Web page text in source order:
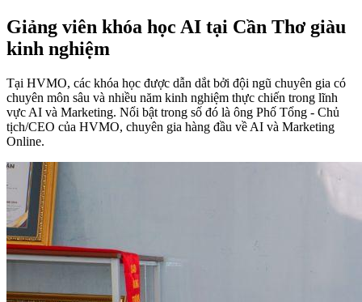
Giảng viên khóa học AI tại Cần Thơ giàu
kinh nghiệm
Tại HVMO, các khóa học được dẫn dắt bởi đội ngũ chuyên gia có
chuyên môn sâu và nhiều năm kinh nghiệm thực chiến trong lĩnh
vực AI và Marketing. Nổi bật trong số đó là ông Phố Tổng - Chủ
tịch/CEO của HVMO, chuyên gia hàng đầu về AI và Marketing
Online.